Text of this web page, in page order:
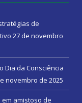
de
27 de novembro
Dia da Consciência
novembro de 2025
amistoso de